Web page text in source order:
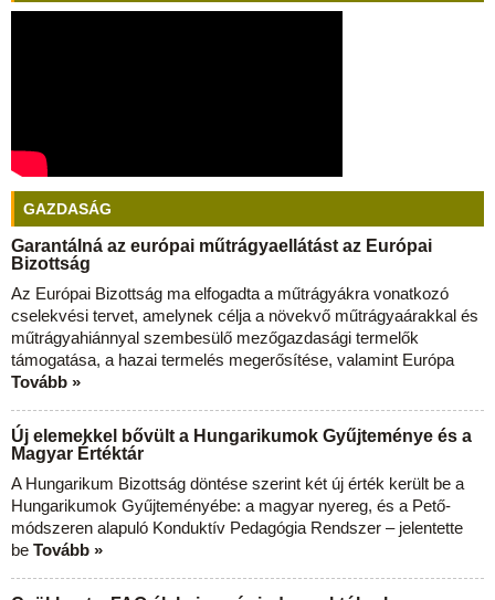
GAZDASÁG
Garantálná az európai műtrágyaellátást az Európai
Bizottság
Az Európai Bizottság ma elfogadta a műtrágyákra vonatkozó
cselekvési tervet, amelynek célja a növekvő műtrágyaárakkal és
műtrágyahiánnyal szembesülő mezőgazdasági termelők
támogatása, a hazai termelés megerősítése, valamint Európa
Tovább »
Új elemekkel bővült a Hungarikumok Gyűjteménye és a
Magyar Értéktár
A Hungarikum Bizottság döntése szerint két új érték került be a
Hungarikumok Gyűjteményébe: a magyar nyereg, és a Pető-
módszeren alapuló Konduktív Pedagógia Rendszer – jelentette
be Tovább »